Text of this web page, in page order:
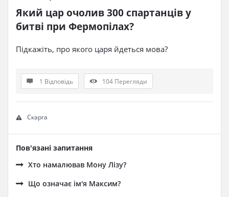
Який цар очолив 300 спартанців у
битві при Фермопілах?
Підкажіть, про якого царя йдеться мова?
1 Відповідь 104 Перегляди
Скарга
Пов'язані запитання
Хто намалював Мону Лізу?
Що означає ім'я Максим?